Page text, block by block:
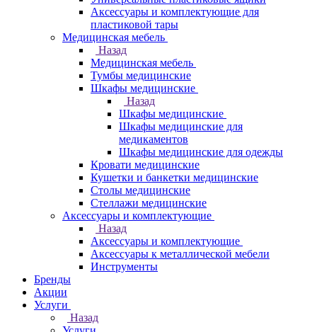
Аксессуары и комплектующие для
пластиковой тары
Медицинская мебель
Назад
Медицинская мебель
Тумбы медицинские
Шкафы медицинские
Назад
Шкафы медицинские
Шкафы медицинские для
медикаментов
Шкафы медицинские для одежды
Кровати медицинские
Кушетки и банкетки медицинские
Столы медицинские
Стеллажи медицинские
Аксессуары и комплектующие
Назад
Аксессуары и комплектующие
Аксессуары к металлической мебели
Инструменты
Бренды
Акции
Услуги
Назад